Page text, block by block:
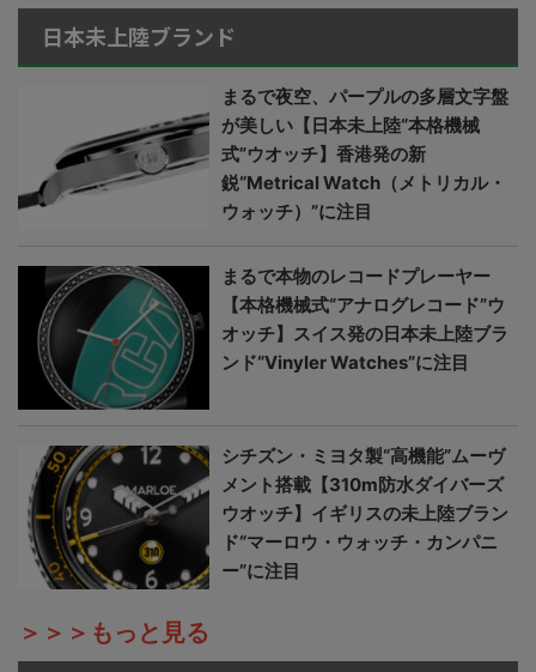
日本未上陸ブランド
まるで夜空、パープルの多層文字盤
が美しい【日本未上陸“本格機械
式”ウオッチ】香港発の新
鋭“Metrical Watch（メトリカル・
ウォッチ）”に注目
まるで本物のレコードプレーヤー
【本格機械式“アナログレコード”ウ
オッチ】スイス発の日本未上陸ブラ
ンド“Vinyler Watches”に注目
シチズン・ミヨタ製“高機能”ムーヴ
メント搭載【310m防水ダイバーズ
ウオッチ】イギリスの未上陸ブラン
ド“マーロウ・ウォッチ・カンパニ
ー”に注目
＞＞＞もっと見る